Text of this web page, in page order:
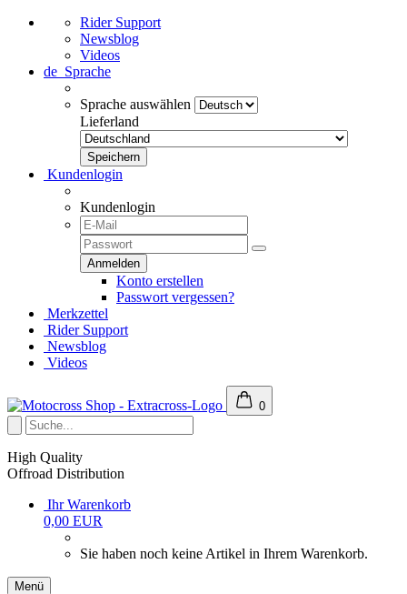
Rider Support
Newsblog
Videos
de Sprache
Sprache auswählen
Lieferland
Kundenlogin
Kundenlogin
Konto erstellen
Passwort vergessen?
Merkzettel
Rider Support
Newsblog
Videos
0
High Quality
Offroad Distribution
Ihr Warenkorb
0,00 EUR
Sie haben noch keine Artikel in Ihrem Warenkorb.
Menü